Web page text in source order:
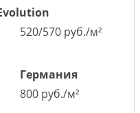
520/570 руб./м²
Германия
800 руб./м²